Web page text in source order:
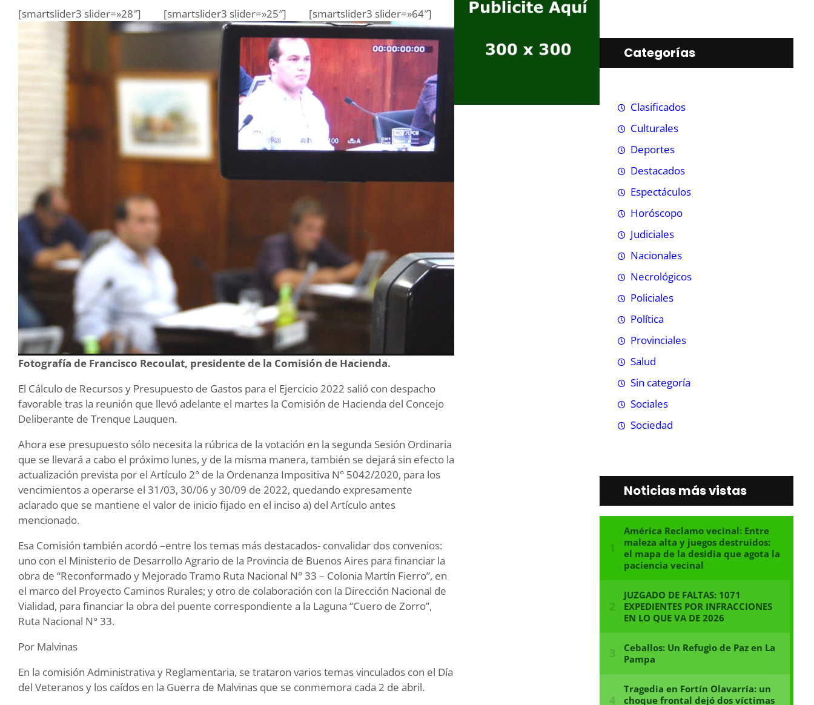
[smartslider3 slider=»28″] [smartslider3 slider=»25″] [smartslider3 slider=»64″]
Fotografía de Francisco Recoulat, presidente de la Comisión de Hacienda.
El Cálculo de Recursos y Presupuesto de Gastos para el Ejercicio 2022 salió con despacho
favorable tras la reunión que llevó adelante el martes la Comisión de Hacienda del Concejo
Deliberante de Trenque Lauquen.
Ahora ese presupuesto sólo necesita la rúbrica de la votación en la segunda Sesión Ordinaria
que se llevará a cabo el próximo lunes, y de la misma manera, también se dejará sin efecto la
actualización prevista por el Artículo 2° de la Ordenanza Impositiva N° 5042/2020, para los
vencimientos a operarse el 31/03, 30/06 y 30/09 de 2022, quedando expresamente
aclarado que se mantiene el valor de inicio fijado en el inciso a) del Artículo antes
mencionado.
Esa Comisión también acordó –entre los temas más destacados- convalidar dos convenios:
uno con el Ministerio de Desarrollo Agrario de la Provincia de Buenos Aires para financiar la
obra de “Reconformado y Mejorado Tramo Ruta Nacional N° 33 – Colonia Martín Fierro”, en
el marco del Proyecto Caminos Rurales; y otro de colaboración con la Dirección Nacional de
Vialidad, para financiar la obra del puente correspondiente a la Laguna “Cuero de Zorro”,
Ruta Nacional N° 33.
Por Malvinas
En la comisión Administrativa y Reglamentaria, se trataron varios temas vinculados con el Día
del Veteranos y los caídos en la Guerra de Malvinas que se conmemora cada 2 de abril.
Categorías
Clasificados
Culturales
Deportes
Destacados
Espectáculos
Horóscopo
Judiciales
Nacionales
Necrológicos
Policiales
Política
Provinciales
Salud
Sin categoría
Sociales
Sociedad
Noticias más vistas